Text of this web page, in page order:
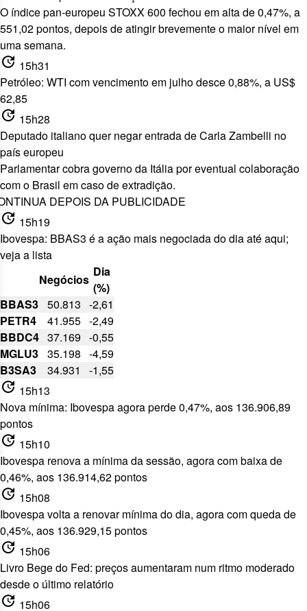
O índice pan-europeu STOXX 600 fechou em alta de 0,47%, a
551,02 pontos, depois de atingir brevemente o maior nível em
uma semana.
update 15h31
Petróleo: WTI com vencimento em julho desce 0,88%, a US$
62,85
update 15h28
Deputado italiano quer negar entrada de Carla Zambelli no
país europeu
Parlamentar cobra governo da Itália poreventual colaboração
com o Brasil em caso de extradição.
DEPOIS DA PUBLICIDADE
update 15h19
Ibovespa: BBAS3 é a ação mais negociada do dia até aqui;
veja a lista
Negócios
Dia
(%)
BBAS3 50.813 -2,61
PETR4
41.955 -2,49
BBDC4 37.169 -0,55
MGLU3 35.198 -4,59
B3SA3
34.931 -1,55
update 15h13
Nova mínima: Ibovespa agora perde 0,47%, aos 136.906,89
pontos
update 15h10
Ibovespa renova a mínima da sessão, agora com baixa de
0,46%, aos 136.914,62 pontos
update 15h08
Ibovespa volta a renovar mínima do dia, agora com queda de
0,45%, aos 136.929,15 pontos
update 15h06
Livro Bege do Fed: preços aumentaram num ritmo moderado
desde o último relatório
update 15h06